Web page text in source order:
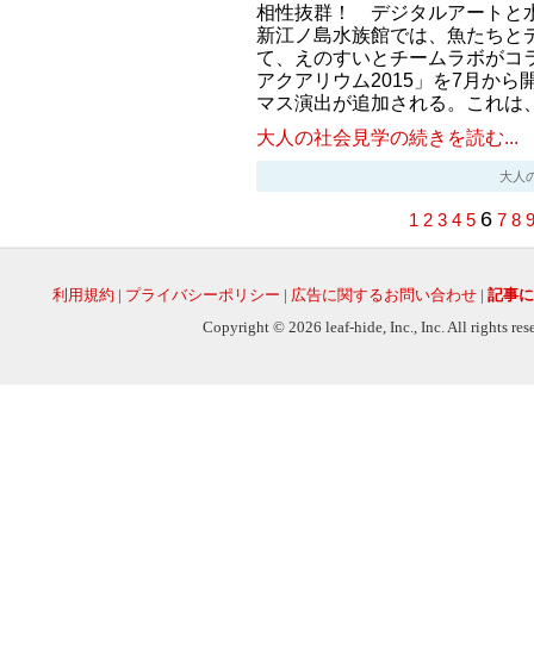
相性抜群！ デジタルアートと
新江ノ島水族館では、魚たちと
て、えのすいとチームラボがコ
アクアリウム2015」を7月から
マス演出が追加される。これ
大人の社会見学の続きを読む...
大人
1 2 3 4 5 6 7 8 9
利用規約 | プライバシーポリシー | 広告に関するお問い合わせ | 記事
Copyright © 2026 leaf-hide, Inc., Inc. All rights